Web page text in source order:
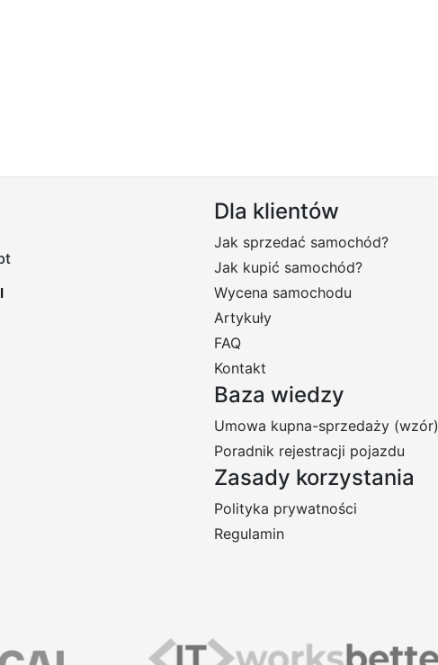
Dla klientów
Jak sprzedać samochód?
Jak kupić samochód?
Wycena samochodu
Artykuły
FAQ
Kontakt
Baza wiedzy
Umowa kupna-sprzedaży (wzór)
Poradnik rejestracji pojazdu
Zasady korzystania
Polityka prywatności
Regulamin